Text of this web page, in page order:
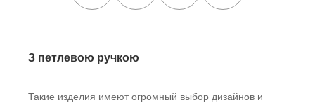
З петлевою ручкою
Такие изделия имеют огромный выбор дизайнов и